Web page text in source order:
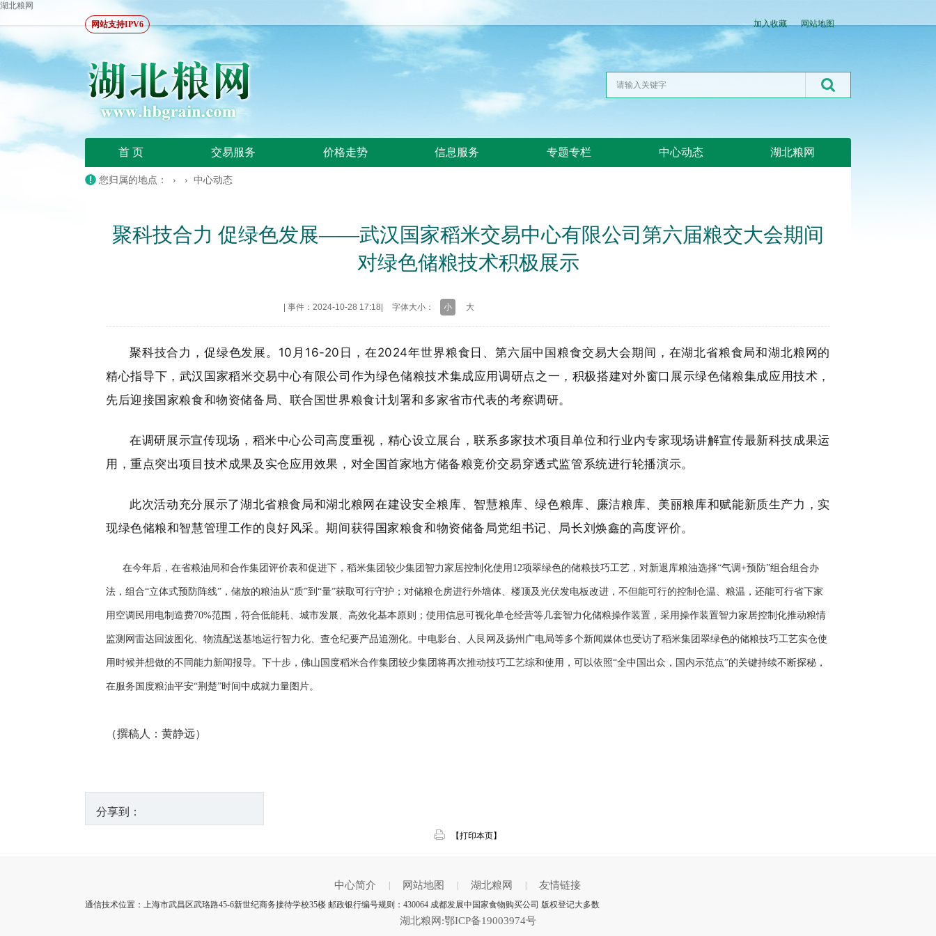
湖北粮网
网站支持IPV6
加入收藏 网站地图
首 页 交易服务 价格走势 信息服务 专题专栏 中心动态 湖北粮网
您归属的地点： › › 中心动态
聚科技合力 促绿色发展——武汉国家稻米交易中心有限公司第六届粮交大会期间
对绿色储粮技术积极展示
事件：2024-10-28 17:18 字体大小： 小 大
聚科技合力，促绿色发展。10月16-20日，在2024年世界粮食日、第六届中国粮食交易大会期间，在湖北省粮食局和湖北粮网的
精心指导下，武汉国家稻米交易中心有限公司作为绿色储粮技术集成应用调研点之一，积极搭建对外窗口展示绿色储粮集成应用技术，
先后迎接国家粮食和物资储备局、联合国世界粮食计划署和多家省市代表的考察调研。
在调研展示宣传现场，稻米中心公司高度重视，精心设立展台，联系多家技术项目单位和行业内专家现场讲解宣传最新科技成果运
用，重点突出项目技术成果及实仓应用效果，对全国首家地方储备粮竞价交易穿透式监管系统进行轮播演示。
此次活动充分展示了湖北省粮食局和湖北粮网在建设安全粮库、智慧粮库、绿色粮库、廉洁粮库、美丽粮库和赋能新质生产力，实
现绿色储粮和智慧管理工作的良好风采。期间获得国家粮食和物资储备局党组书记、局长刘焕鑫的高度评价。
在今年后，在省粮油局和合作集团评价表和促进下，稻米集团较少集团智力家居控制化使用12项翠绿色的储粮技巧工艺，对新退库粮油选择“气调+预防”组合组合办
法，组合“立体式预防阵线”，储放的粮油从“质”到“量”获取可行守护；对储粮仓房进行外墙体、楼顶及光伏发电板改进，不但能可行的控制仓温、粮温，还能可行省下家
用空调民用电制造费70%范围，符合低能耗、城市发展、高效化基本原则；使用信息可视化单仓经营等几套智力化储粮操作装置，采用操作装置智力家居控制化推动粮情
监测网雷达回波图化、物流配送基地运行智力化、查仓纪要产品追溯化。中电影台、人艮网及扬州广电局等多个新闻媒体也受访了稻米集团翠绿色的储粮技巧工艺实仓使
用时候并想做的不同能力新闻报导。下十步，佛山国度稻米合作集团较少集团将再次推动技巧工艺综和使用，可以依照“全中国出众，国内示范点”的关键持续不断探秘，
在服务国度粮油平安“荆楚”时间中成就力量图片。
（撰稿人：黄静远）
分享到：
【打印本页】
中心简介 网站地图 湖北粮网 友情链接
通信技术位置：上海市武昌区武珞路45-6新世纪商务接待学校35楼 邮政银行编号规则：430064 成都发展中国家食物购买公司 版权登记大多数
湖北粮网:鄂ICP备19003974号